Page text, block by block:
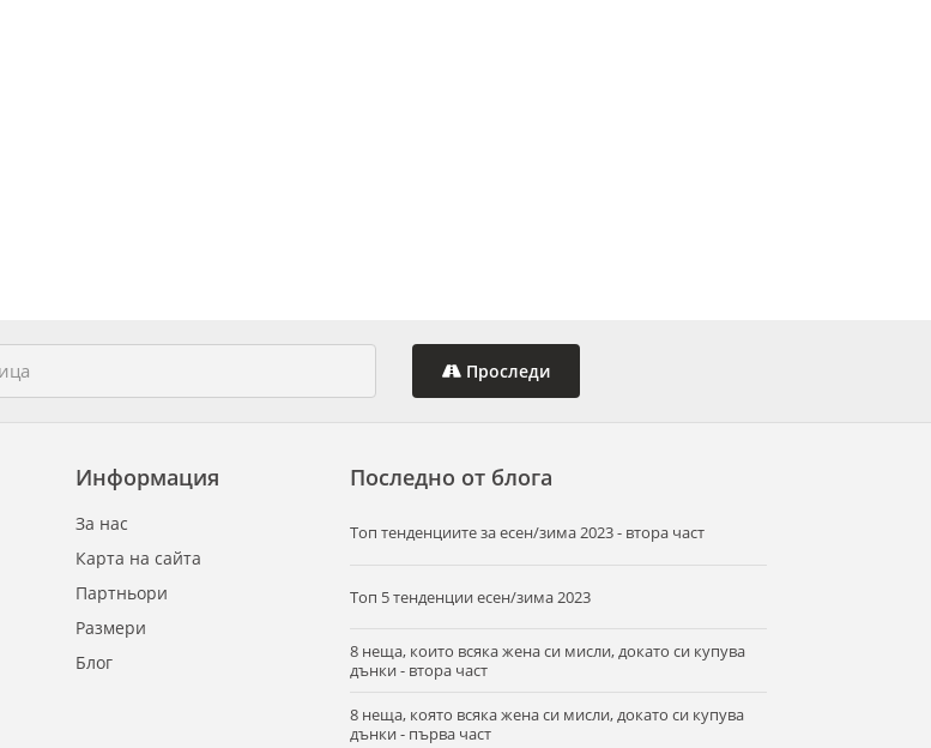
Проследи
Информация
За нас
Карта на сайта
Партньори
Размери
Блог
Последно от блога
Tоп тенденциите за есен/зима 2023 - втора част
Топ 5 тенденции есен/зима 2023
8 неща, които всяка жена си мисли, докато си купува
дънки - втора част
8 неща, която всяка жена си мисли, докато си купува
дънки - първа част